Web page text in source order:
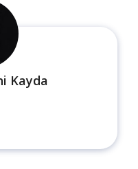
Kayda